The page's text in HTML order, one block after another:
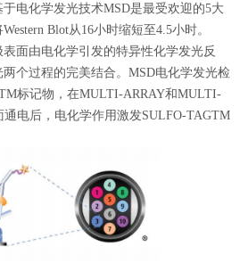
电化学发光技术MSD是最受欢迎的5大
Blot从16小时缩短至4.5小时。
面由电化学引发的特异性化学发光反
个过程的完美结合。MSD电化学发光检
标记物，在MULTI-ARRAY和MULTI-
通电后，电化学作用激发SULFO-TAGTM